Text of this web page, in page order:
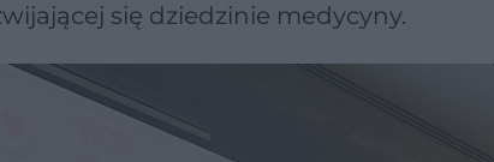
się dziedzinie medycyny.